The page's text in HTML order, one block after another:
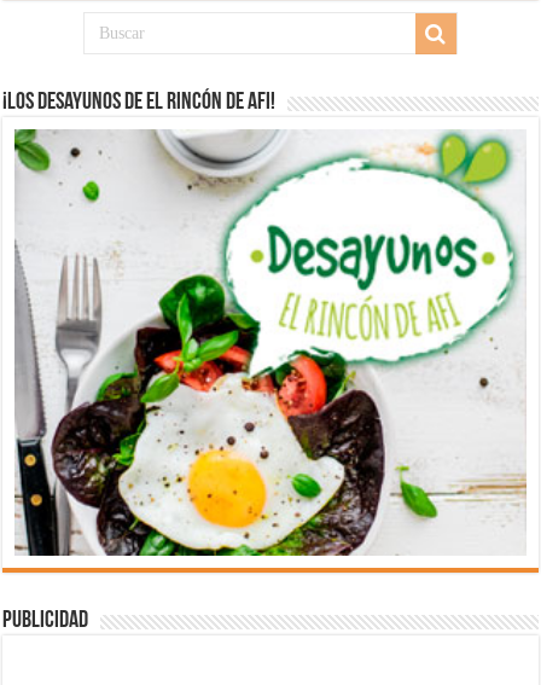
¡Los desayunos de El Rincón de Afi!
Publicidad